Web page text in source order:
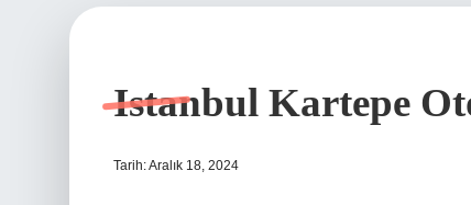
Istanbul Kartepe
Tarih: Aralık 18, 2024